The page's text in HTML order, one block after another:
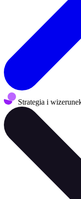
Strategia i